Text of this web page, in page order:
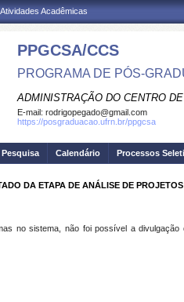
Acadêmicas
PPGCSA/CCS
PROGRAMA DE PÓS-
ADMINISTRAÇÃO DO CENTRO
E-mail: rodrigopegado@gmail.com
https://posgraduacao.ufrn.br/ppgcsa
Calendário Processos
DA ETAPA DE ANÁLISE DE PROJETOS
no sistema, não foi possível a